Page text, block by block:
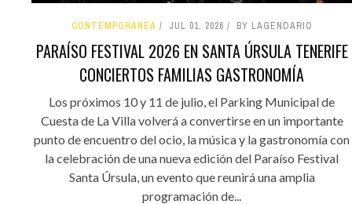
CONTEMPORÁNEA JUL 01, 2026 BY LAGENDARIO
PARAÍSO FESTIVAL 2026 EN SANTA ÚRSULA TENERIFE
CONCIERTOS FAMILIAS GASTRONOMÍA
Los próximos 10 y 11 de julio, el Parking Municipal de
Cuesta de La Villa volverá a convertirse en un importante
punto de encuentro del ocio, la música y la gastronomía con
la celebración de una nueva edición del Paraíso Festival
Santa Úrsula, un evento que reunirá una amplia
programación de...